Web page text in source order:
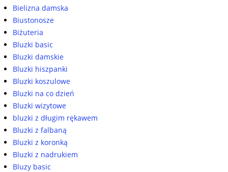
Bielizna damska
Biustonosze
Biżuteria
Bluzki basic
Bluzki damskie
Bluzki hiszpanki
Bluzki koszulowe
Bluzki na co dzień
Bluzki wizytowe
bluzki z długim rękawem
Bluzki z falbaną
Bluzki z koronką
Bluzki z nadrukiem
Bluzy basic